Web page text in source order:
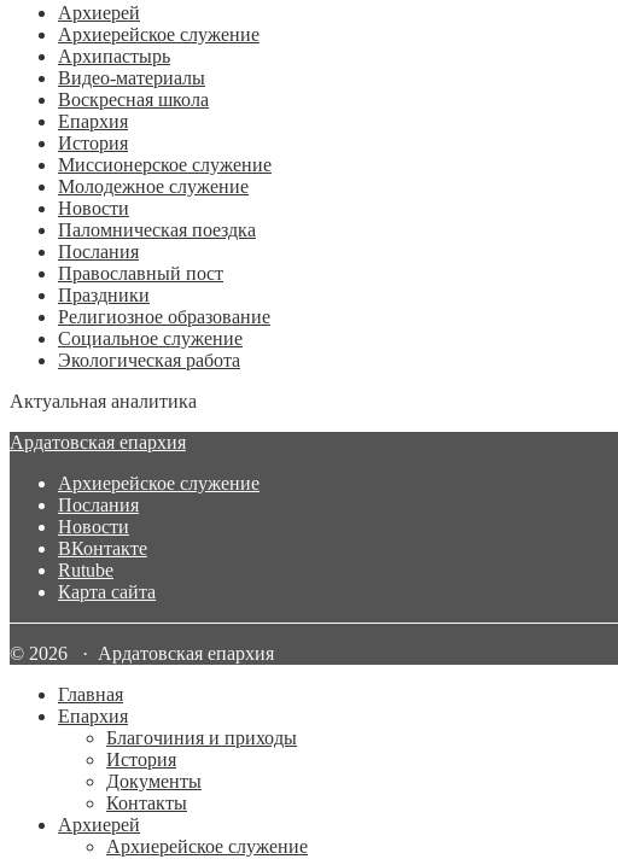
Архиерей
Архиерейское служение
Архипастырь
Видео-материалы
Воскресная школа
Епархия
История
Миссионерское служение
Молодежное служение
Новости
Паломническая поездка
Послания
Православный пост
Праздники
Религиозное образование
Социальное служение
Экологическая работа
Актуальная аналитика
Ардатовская епархия
Архиерейское служение
Послания
Новости
ВКонтакте
Rutube
Карта сайта
© 2026 · Ардатовская епархия
Главная
Епархия
Благочиния и приходы
История
Документы
Контакты
Архиерей
Архиерейское служение